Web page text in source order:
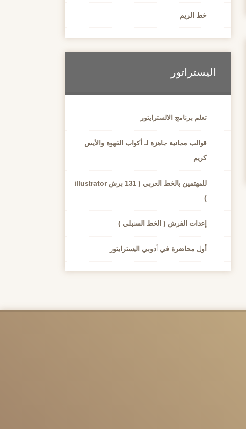
خط الريم
اليستراتور
تعلم برنامج الالسترايتور
قوالب مجانية جاهزة لـ أكواب القهوة والأيس
كريم
للمهتمين بالخط العربي ( 131 برش illustrator
)
إعدات الفرش ( الخط السنبلي )
أول محاضرة في أدوبي اليسترايتور